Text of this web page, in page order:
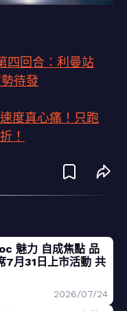
四回合：利曼站
待發
度真心痛！只跑
！
魅力 自成焦點 品
7月31日上市活動 共
2026/07/24